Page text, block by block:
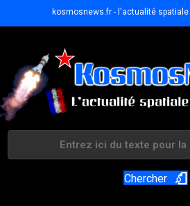
kosmosnews.fr - l'actualité
Chercher